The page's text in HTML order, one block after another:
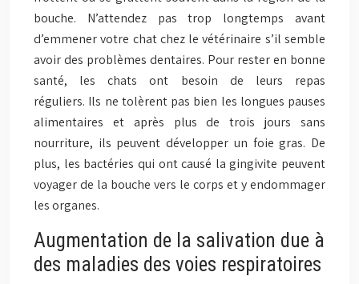
bouche. N’attendez pas trop longtemps avant
d’emmener votre chat chez le vétérinaire s’il semble
avoir des problèmes dentaires. Pour rester en bonne
santé, les chats ont besoin de leurs repas
réguliers. Ils ne tolèrent pas bien les longues pauses
alimentaires et après plus de trois jours sans
nourriture, ils peuvent développer un foie gras. De
plus, les bactéries qui ont causé la gingivite peuvent
voyager de la bouche vers le corps et y endommager
les organes.
Augmentation de la salivation due à
des maladies des voies respiratoires